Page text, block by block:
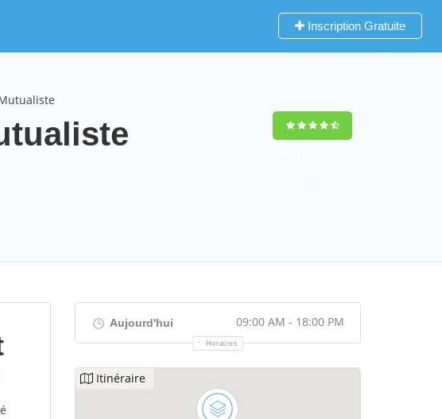
Inscription Gratuite
Aujourd'hui 09:00 AM - 18:00 PM
Horaires
Itinéraire